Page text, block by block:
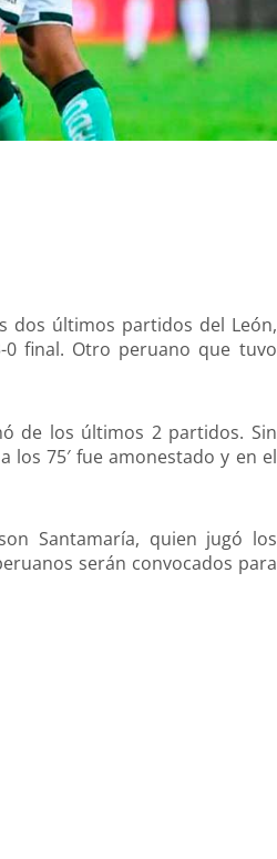
dos últimos partidos del León,
final. Otro peruano que tuvo
de los últimos 2 partidos. Sin
los 75′ fue amonestado y en el
Santamaría, quien jugó los
serán convocados para